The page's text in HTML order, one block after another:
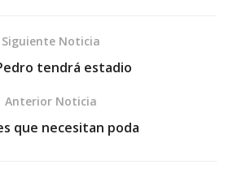
Siguiente Noticia
tendrá estadio
Anterior Noticia
que necesitan poda